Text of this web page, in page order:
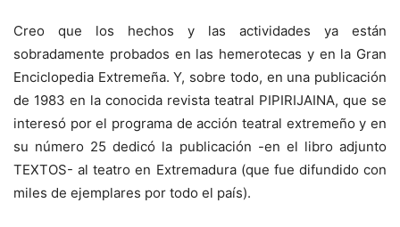
Creo que los hechos y las actividades ya están
sobradamente probados en las hemerotecas y en la Gran
Enciclopedia Extremeña. Y, sobre todo, en una publicación
de 1983 en la conocida revista teatral PIPIRIJAINA, que se
interesó por el programa de acción teatral extremeño y en
su número 25 dedicó la publicación -en el libro adjunto
TEXTOS- al teatro en Extremadura (que fue difundido con
miles de ejemplares por todo el país).